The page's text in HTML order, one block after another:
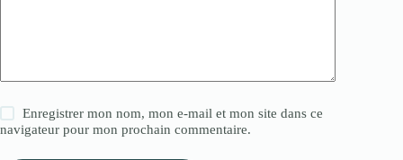
Enregistrer mon nom, mon e-mail et mon site dans ce
navigateur pour mon prochain commentaire.